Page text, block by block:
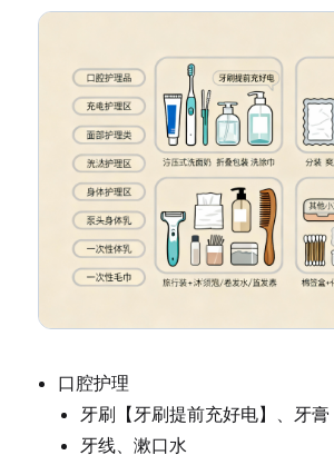
口腔护理
牙刷【牙刷提前充好电】、牙膏
牙线、漱口水